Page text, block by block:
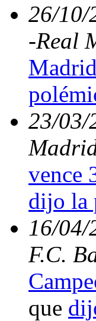
26/10/
-Real
23/03/
vence
dijo la
16/04/
F.C.
que